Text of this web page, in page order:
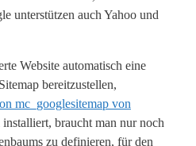
unterstützen auch Yahoo und
Website automatisch eine
bereitzustellen,
mc_googlesitemap von
braucht man nur noch
zu definieren, für den